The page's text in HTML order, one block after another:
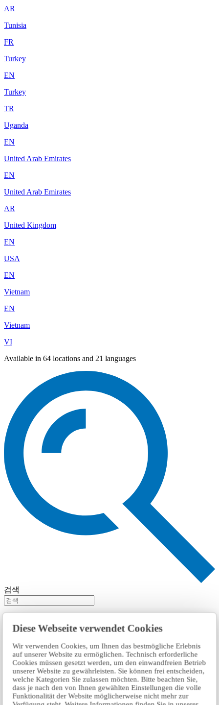
Diese Webseite verwendet Cookies
Wir verwenden Cookies, um Ihnen das bestmögliche Erlebnis
auf unserer Website zu ermöglichen. Technisch erforderliche
Cookies müssen gesetzt werden, um den einwandfreien Betrieb
unserer Website zu gewährleisten. Sie können frei entscheiden,
welche Kategorien Sie zulassen möchten. Bitte beachten Sie,
dass je nach den von Ihnen gewählten Einstellungen die volle
Funktionalität der Website möglicherweise nicht mehr zur
AR
Tunisia
FR
Turkey
EN
Turkey
TR
Uganda
EN
United Arab Emirates
EN
United Arab Emirates
AR
United Kingdom
EN
USA
EN
Vietnam
EN
Vietnam
VI
Available in 64 locations and 21 languages
검색